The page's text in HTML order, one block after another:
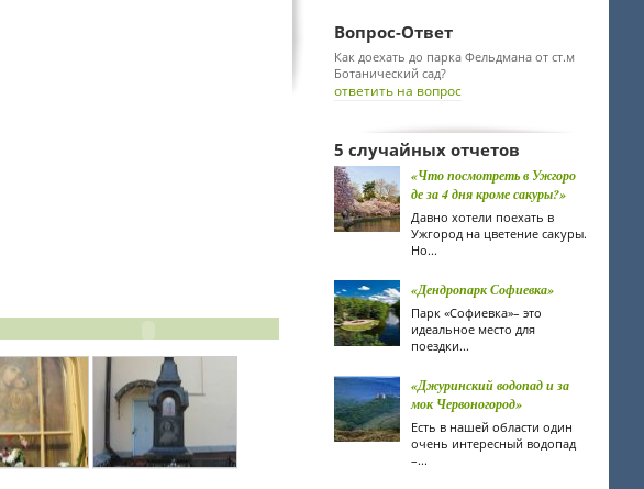
Вопрос-Ответ
Как доехать до парка Фельдмана от ст.м
Ботанический сад?
ответить на вопрос
5 случайных отчетов
«Что посмотреть в Ужгоро
де за 4 дня кроме сакуры?»
Давно хотели поехать в
Ужгород на цветение сакуры.
Но...
«Дендропарк Софиевка»
Парк «Софиевка»– это
идеальное место для
поездки...
«Джуринский водопад и за
мок Червоногород»
Есть в нашей области один
очень интересный водопад
–...